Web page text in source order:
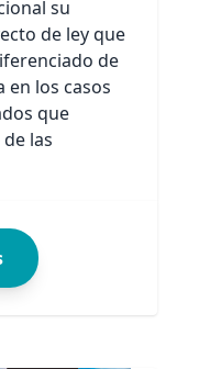
su
de ley que
de
los casos
que
las